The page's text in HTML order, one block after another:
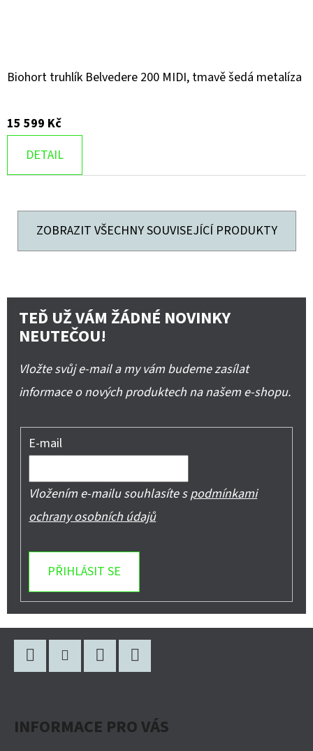
Biohort truhlík Belvedere 200 MIDI, tmavě šedá metalíza
15 599 Kč
DETAIL
ZOBRAZIT VŠECHNY SOUVISEJÍCÍ PRODUKTY
TEĎ UŽ VÁM ŽÁDNÉ NOVINKY
NEUTEČOU!
Vložte svůj e-mail a my vám budeme zasílat
informace o nových produktech na našem e-shopu.
E-mail
Vložením e-mailu souhlasíte spodmínkami
ochrany osobních údajů
PŘIHLÁSIT SE
INFORMACE PRO VÁS